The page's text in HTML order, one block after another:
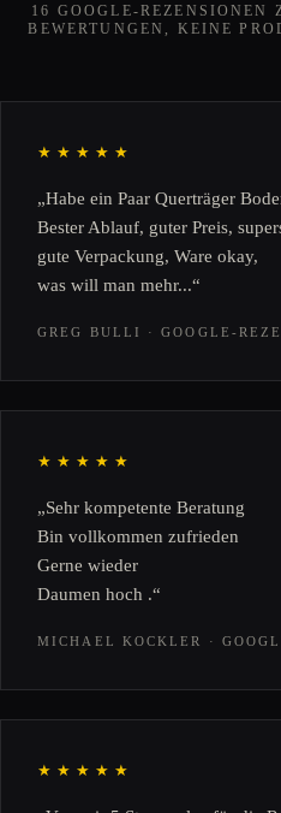
16 GOOGLE-REZENSIONEN
BEWERTUNGEN, KEINE
★★★★★
„Habe ein Paar Querträger
Bester Ablauf, guter Preis,
gute Verpackung, Ware okay,
was will man mehr...“
GREG BULLI · GOOGLE-
★★★★★
„Sehr kompetente Beratung
Bin vollkommen zufrieden
Gerne wieder
Daumen hoch .“
MICHAEL KOCKLER ·
★★★★★